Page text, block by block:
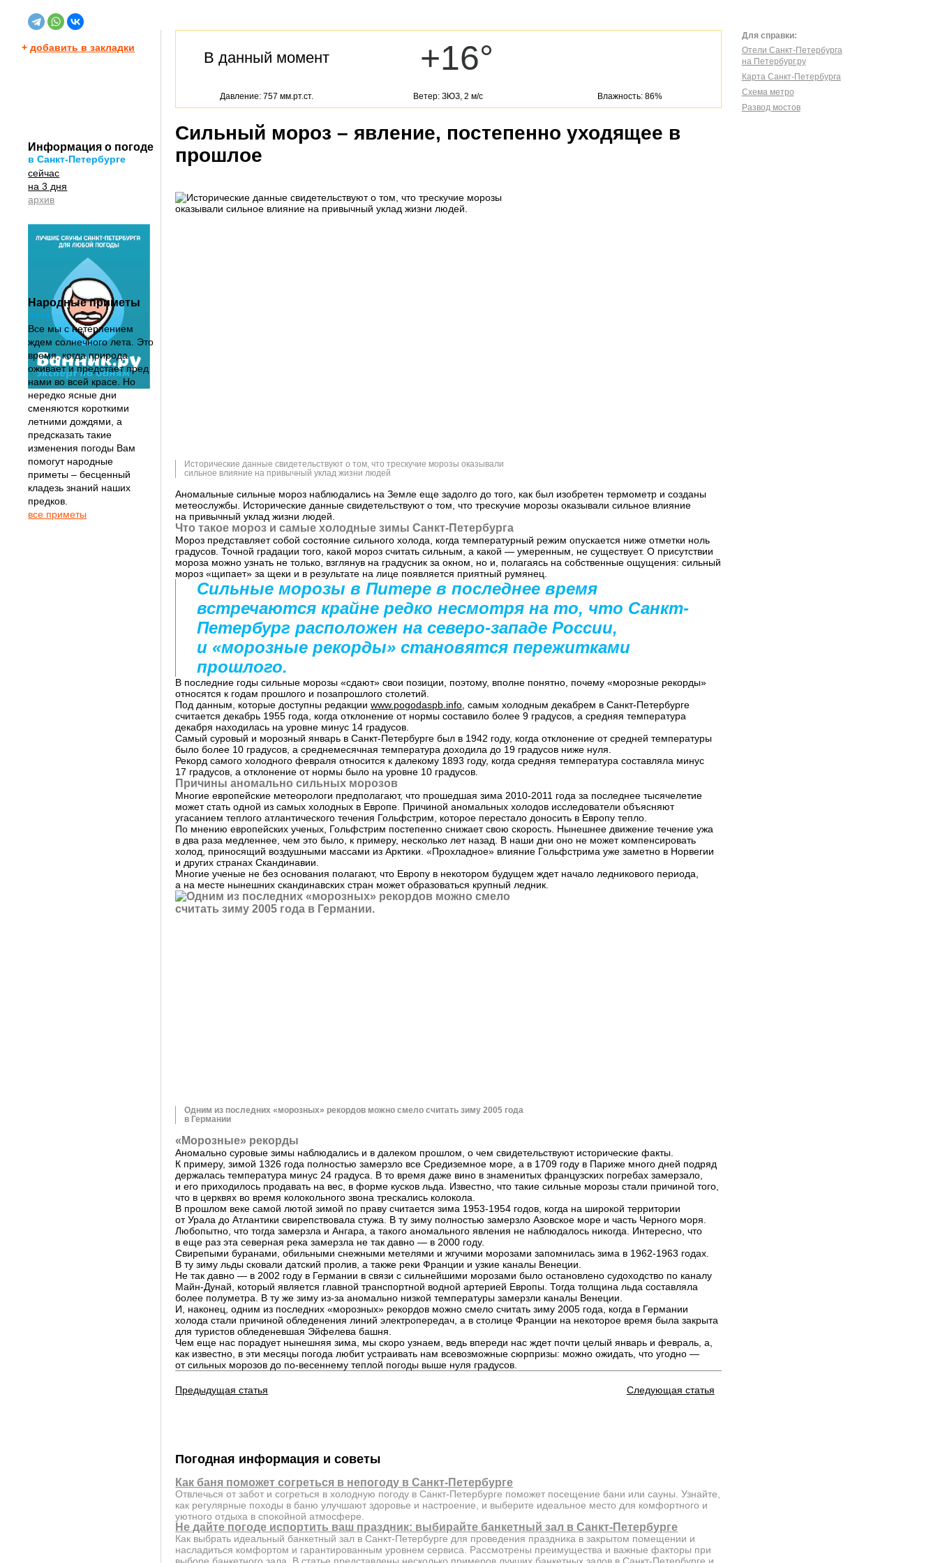
+добавить в закладки
Для справки:
Отели Санкт-Петербурга
на Петербург.ру
Карта Санкт-Петербурга
Схема метро
Развод мостов
Информация о погоде
в Санкт-Петербурге
сейчас
на 3 дня
архив
Народные приметы
лета
Все мы с нетерпением
ждем солнечного лета. Это
время, когда природа
оживает и предстает пред
нами во всей красе. Но
нередко ясные дни
сменяются короткими
летними дождями, а
предсказать такие
изменения погоды Вам
помогут народные
приметы – бесценный
кладезь знаний наших
предков.
все приметы
В данный момент +16°
Давление: 757 мм.рт.ст. Ветер: ЗЮЗ, 2 м/с Влажность: 86%
Сильный мороз – явление, постепенно уходящее в
прошлое
Исторические данные свидетельствуют о том, что трескучие морозы оказывали
сильное влияние на привычный уклад жизни людей
Аномальные сильные мороз наблюдались на Земле еще задолго до того, как был изобретен термометр и созданы
метеослужбы. Исторические данные свидетельствуют о том, что трескучие морозы оказывали сильное влияние
на привычный уклад жизни людей.
Что такое мороз и самые холодные зимы Санкт-Петербурга
Мороз представляет собой состояние сильного холода, когда температурный режим опускается ниже отметки ноль
градусов. Точной градации того, какой мороз считать сильным, а какой — умеренным, не существует. О присутствии
мороза можно узнать не только, взглянув на градусник за окном, но и, полагаясь на собственные ощущения: сильный
мороз «щипает» за щеки и в результате на лице появляется приятный румянец.
Сильные морозы в Питере в последнее время
встречаются крайне редко несмотря на то, что Санкт-
Петербург расположен на северо-западе России,
и «морозные рекорды» становятся пережитками
прошлого.
В последние годы сильные морозы «сдают» свои позиции, поэтому, вполне понятно, почему «морозные рекорды»
относятся к годам прошлого и позапрошлого столетий.
Под данным, которые доступны редакцииwww.pogodaspb.info , самым холодным декабрем в Санкт-Петербурге
считается декабрь 1955 года, когда отклонение от нормы составило более 9 градусов, а средняя температура
декабря находилась на уровне минус 14 градусов.
Самый суровый и морозный январь в Санкт-Петербурге был в 1942 году, когда отклонение от средней температуры
было более 10 градусов, а среднемесячная температура доходила до 19 градусов ниже нуля.
Рекорд самого холодного февраля относится к далекому 1893 году, когда средняя температура составляла минус
17 градусов, а отклонение от нормы было на уровне 10 градусов.
Причины аномально сильных морозов
Многие европейские метеорологи предполагают, что прошедшая зима 2010-2011 года за последнее тысячелетие
может стать одной из самых холодных в Европе. Причиной аномальных холодов исследователи объясняют
угасанием теплого атлантического течения Гольфстрим, которое перестало доносить в Европу тепло.
По мнению европейских ученых, Гольфстрим постепенно снижает свою скорость. Нынешнее движение течение ужа
в два раза медленнее, чем это было, к примеру, несколько лет назад. В наши дни оно не может компенсировать
холод, приносящий воздушными массами из Арктики. «Прохладное» влияние Гольфстрима уже заметно в Норвегии
и других странах Скандинавии.
Многие ученые не без основания полагают, что Европу в некотором будущем ждет начало ледникового периода,
а на месте нынешних скандинавских стран может образоваться крупный ледник.
Одним из последних «морозных» рекордов можно смело считать зиму 2005 года
в Германии
«Морозные» рекорды
Аномально суровые зимы наблюдались и в далеком прошлом, о чем свидетельствуют исторические факты.
К примеру, зимой 1326 года полностью замерзло все Средиземное море, а в 1709 году в Париже много дней подряд
держалась температура минус 24 градуса. В то время даже вино в знаменитых французских погребах замерзало,
и его приходилось продавать на вес, в форме кусков льда. Известно, что такие сильные морозы стали причиной того,
что в церквях во время колокольного звона трескались колокола.
В прошлом веке самой лютой зимой по праву считается зима 1953-1954 годов, когда на широкой территории
от Урала до Атлантики свирепствовала стужа. В ту зиму полностью замерзло Азовское море и часть Черного моря.
Любопытно, что тогда замерзла и Ангара, а такого аномального явления не наблюдалось никогда. Интересно, что
в еще раз эта северная река замерзла не так давно — в 2000 году.
Свирепыми буранами, обильными снежными метелями и жгучими морозами запомнилась зима в 1962-1963 годах.
В ту зиму льды сковали датский пролив, а также реки Франции и узкие каналы Венеции.
Не так давно — в 2002 году в Германии в связи с сильнейшими морозами было остановлено судоходство по каналу
Майн-Дунай, который является главной транспортной водной артерией Европы. Тогда толщина льда составляла
более полуметра. В ту же зиму из-за аномально низкой температуры замерзли каналы Венеции.
И, наконец, одним из последних «морозных» рекордов можно смело считать зиму 2005 года, когда в Германии
холода стали причиной обледенения линий электропередач, а в столице Франции на некоторое время была закрыта
для туристов обледеневшая Эйфелева башня.
Чем еще нас порадует нынешняя зима, мы скоро узнаем, ведь впереди нас ждет почти целый январь и февраль, а,
как известно, в эти месяцы погода любит устраивать нам всевозможные сюрпризы: можно ожидать, что угодно —
от сильных морозов до по-весеннему теплой погоды выше нуля градусов.
Предыдущая статья Следующая статья
Погодная информация и советы
Как баня поможет согреться в непогоду в Санкт-Петербурге
Отвлечься от забот и согреться в холодную погоду в Санкт-Петербурге поможет посещение бани или сауны. Узнайте,
как регулярные походы в баню улучшают здоровье и настроение, и выберите идеальное место для комфортного и
уютного отдыха в спокойной атмосфере.
Не дайте погоде испортить ваш праздник: выбирайте банкетный зал в Санкт-Петербурге
Как выбрать идеальный банкетный зал в Санкт-Петербурге для проведения праздника в закрытом помещении и
насладиться комфортом и гарантированным уровнем сервиса. Рассмотрены преимущества и важные факторы при